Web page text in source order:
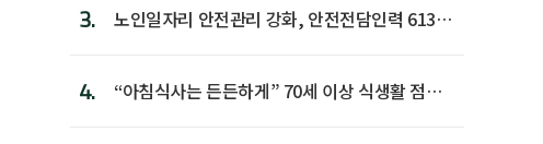
3.
노인일자리 안전관리 강화, 안전전담인력 613명
4.
“아침식사는 든든하게” 70세 이상 식생활 점수